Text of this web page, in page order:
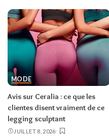
MODE
Avis sur Ceralia : ce que les
clientes disent vraiment de ce
legging sculptant
JUILLET 8, 2026